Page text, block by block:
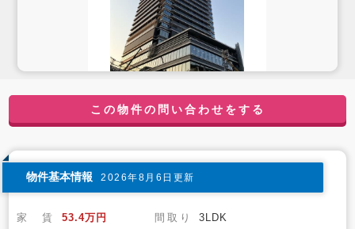
この物件の問い合わせをする
物件基本情報 2026年8月6日更新
家 賃 53.4万円 間取り
3LDK